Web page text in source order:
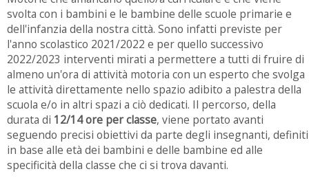
svolta con i bambini e le bambine delle scuole primarie e
dell'infanzia della nostra città. Sono infatti previste per
l'anno scolastico 2021/2022 e per quello successivo
2022/2023 interventi mirati a permettere a tutti di fruire di
almeno un'ora di attività motoria con un esperto che svolga
le attività direttamente nello spazio adibito a palestra della
scuola e/o in altri spazi a ciò dedicati. Il percorso, della
durata di 12/14 ore per classe, viene portato avanti
seguendo precisi obiettivi da parte degli insegnanti, definiti
in base alle età dei bambini e delle bambine ed alle
specificità della classe che ci si trova davanti.